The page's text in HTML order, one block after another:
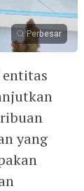
Perbesar
entitas
yang